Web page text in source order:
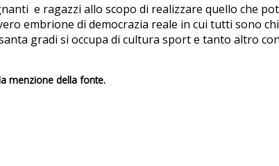
e ragazzi allo scopo di realizzare quello che
embrione di democrazia reale in cui tutti sono
gradi si occupa di cultura sport e tanto altro
menzione della fonte.